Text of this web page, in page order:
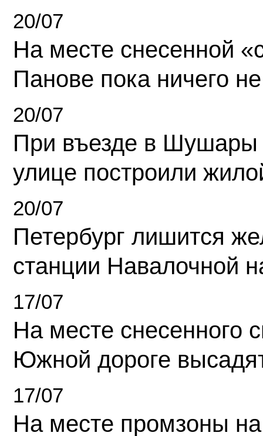
20/07
На месте снесенной
Панове пока ничего
20/07
При въезде в Шушары
улице построили
20/07
Петербург лишится
станции Навалочной
17/07
На месте снесенного
Южной дороге
17/07
На месте промзоны